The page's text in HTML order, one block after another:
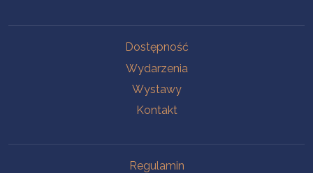
Dostępność
Wydarzenia
Wystawy
Kontakt
Regulamin